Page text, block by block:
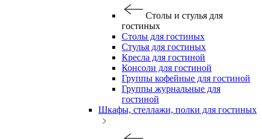
Столы и стулья для
гостиных
Столы для гостиных
Стулья для гостиных
Кресла для гостиной
Консоли для гостиной
Группы кофейные для гостиной
Группы журнальные для
гостиной
Шкафы, стеллажи, полки для гостиных